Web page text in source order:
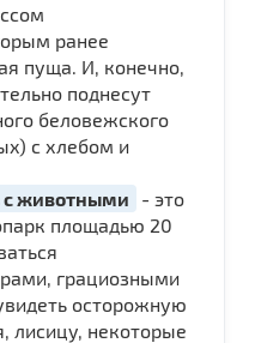
ранее
пуща. И, конечно,
поднесут
беловежского
с хлебом и
с животными
- это
площадью 20
грациозными
осторожную
лисицу, некоторые